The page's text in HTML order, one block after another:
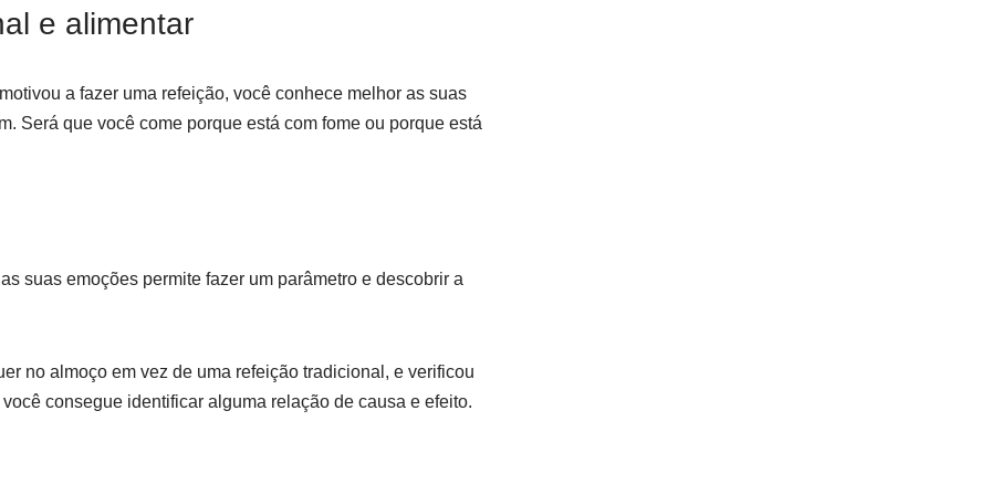
e alimentar
a fazer uma refeição, você conhece melhor as suas
Será que você come porque está com fome ou porque está
suas emoções permite fazer um parâmetro e descobrir a
no almoço em vez de uma refeição tradicional, e verificou
consegue identificar alguma relação de causa e efeito.